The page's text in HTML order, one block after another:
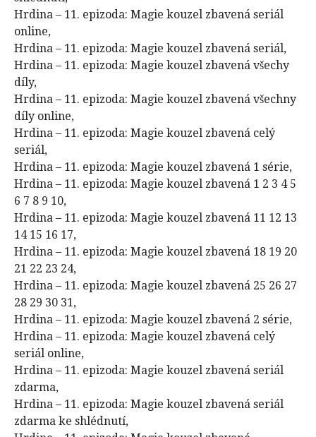
Hrdina – 11. epizoda: Magie kouzel zbavená seriál
online,
Hrdina – 11. epizoda: Magie kouzel zbavená seriál,
Hrdina – 11. epizoda: Magie kouzel zbavená všechy
díly,
Hrdina – 11. epizoda: Magie kouzel zbavená všechny
díly online,
Hrdina – 11. epizoda: Magie kouzel zbavená celý
seriál,
Hrdina – 11. epizoda: Magie kouzel zbavená 1 série,
Hrdina – 11. epizoda: Magie kouzel zbavená 1 2 3 4 5
6 7 8 9 10,
Hrdina – 11. epizoda: Magie kouzel zbavená 11 12 13
14 15 16 17,
Hrdina – 11. epizoda: Magie kouzel zbavená 18 19 20
21 22 23 24,
Hrdina – 11. epizoda: Magie kouzel zbavená 25 26 27
28 29 30 31,
Hrdina – 11. epizoda: Magie kouzel zbavená 2 série,
Hrdina – 11. epizoda: Magie kouzel zbavená celý
seriál online,
Hrdina – 11. epizoda: Magie kouzel zbavená seriál
zdarma,
Hrdina – 11. epizoda: Magie kouzel zbavená seriál
zdarma ke shlédnutí,